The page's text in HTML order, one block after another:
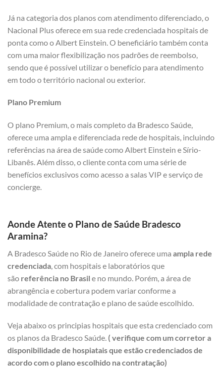
Já na categoria dos planos com atendimento diferenciado, o
Nacional Plus oferece em sua rede credenciada hospitais de
ponta como o Albert Einstein. O beneficiário também conta
com uma maior flexibilização nos padrões de reembolso,
sendo que é possível utilizar o benefício para atendimento
em todo o território nacional ou exterior.
Plano Premium
O plano Premium, o mais completo da Bradesco Saúde,
oferece uma ampla e diferenciada rede de hospitais, incluindo
referências na área de saúde como Albert Einstein e Sírio-
Libanês. Além disso, o cliente conta com uma série de
benefícios exclusivos como acesso a salas VIP e serviço de
concierge.
Aonde Atente o Plano de Saúde Bradesco
Aramina?
A Bradesco Saúde no Rio de Janeiro oferece uma ampla rede
credenciada , com hospitais e laboratórios que
são referência no Brasil e no mundo. Porém, a área de
abrangência e cobertura podem variar conforme a
modalidade de contratação e plano de saúde escolhido.
Veja abaixo os principias hospitais que esta credenciado com
os planos da Bradesco Saúde. ( verifique com um corretor a
disponibilidade de hospiatais que estão credenciados de
acordo com o plano escolhido na contratação)